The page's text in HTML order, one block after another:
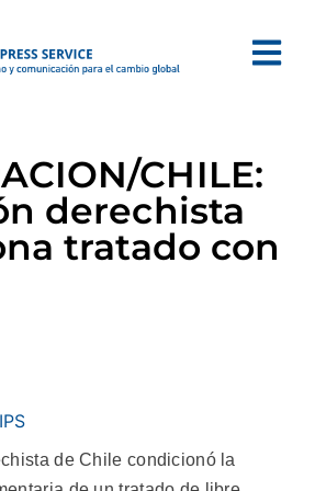
CHILE:
derechista
tratado con
de Chile condicionó la